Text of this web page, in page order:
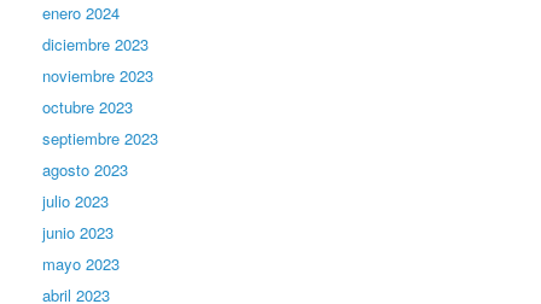
enero 2024
diciembre 2023
noviembre 2023
octubre 2023
septiembre 2023
agosto 2023
julio 2023
junio 2023
mayo 2023
abril 2023